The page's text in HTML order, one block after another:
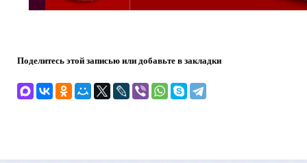
Поделитесь этой записью или добавьте в закладки